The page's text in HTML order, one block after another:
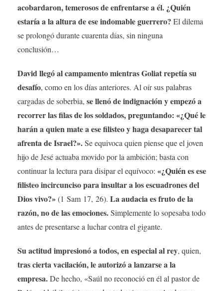
acobardaron, temerosos de enfrentarse a él. ¿Quién
estaría a la altura de ese indomable guerrero? El dilema
se prolongó durante cuarenta días, sin ninguna
conclusión…
David llegó al campamento mientras Goliat repetía su
desafío, como en los días anteriores. Al oír sus palabras
cargadas de soberbia, se llenó de indignación y empezó a
recorrer las filas de los soldados, preguntando: «¿Qué le
harán a quien mate a ese filisteo y haga desaparecer tal
afrenta de Israel?».Se equivoca quien piense que el joven
hijo de Jesé actuaba movido por la ambición; basta con
continuar la lectura para disipar el equívoco: «¿Quién es ese
filisteo incircunciso para insultar a los escuadrones del
Dios vivo?»(1 Sam 17, 26). La audacia es fruto de la
razón, no de las emociones.Simplemente lo sopesaba todo
antes de presentarse a luchar contra el gigante.
Su actitud impresionó a todos, en especial al rey, quien,
tras cierta vacilación, le autorizó a lanzarse a la
empresa.De hecho, «Saúl no reconoció en él al pastor de